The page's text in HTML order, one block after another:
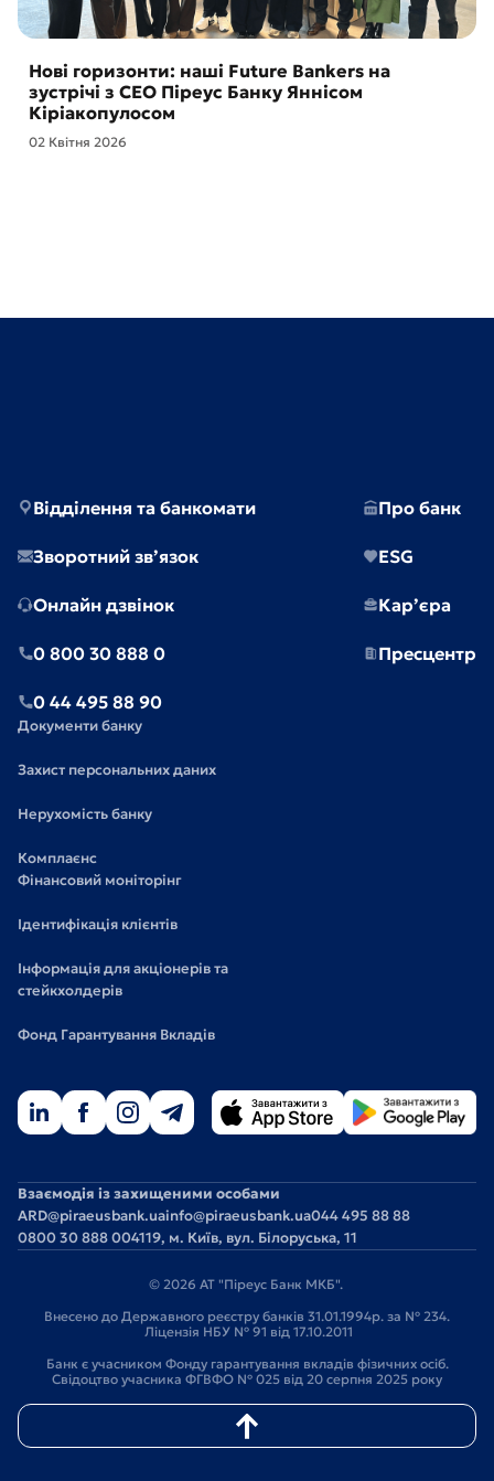
Нові горизонти: наші Future Bankers на
зустрічі з CEO Піреус Банку Яннісом
Кіріакопулосом
02 Квітня 2026
Відділення та банкомати
Зворотний зв’язок
Онлайн дзвінок
0 800 30 888 0
0 44 495 88 90
Про банк
ESG
Кар’єра
Пресцентр
Документи банку
Захист персональних даних
Нерухомість банку
Комплаєнс
Фінансовий моніторінг
Ідентифікація клієнтів
Інформація для акціонерів та
стейкхолдерів
Фонд Гарантування Вкладів
Взаємодія із захищеними особами
ARD@piraeusbank.uainfo@piraeusbank.ua044 495 88 88
0800 30 888 004119, м. Київ, вул. Білоруська, 11
© 2026 АТ "Піреус Банк МКБ".
Внесено до Державного реєстру банків 31.01.1994р. за № 234.
Ліцензія НБУ № 91 від 17.10.2011
Банк є учасником Фонду гарантування вкладів фізичних осіб.
Свідоцтво учасника ФГВФО № 025 від 20 серпня 2025 року